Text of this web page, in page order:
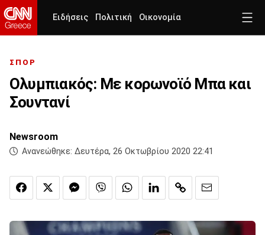
Ειδήσεις Πολιτική Οικονομία
ΣΠΟΡ
Ολυμπιακός: Με κορωνοϊό Μπα και
Σουντανί
Newsroom
Ανανεώθηκε: Δευτέρα, 26 Οκτωβρίου 2020 22:41